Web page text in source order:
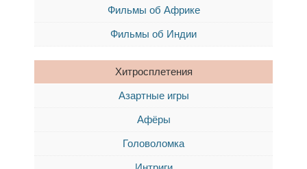
Фильмы об Африке
Фильмы об Индии
Хитросплетения
Азартные игры
Афёры
Головоломка